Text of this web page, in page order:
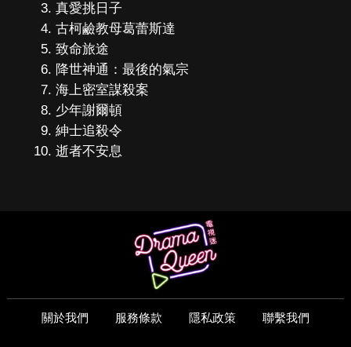
真愛挑日子
古柯鹼教母葛蕾斯達
致命旅途
降世神通：最後的氣宗
海上密室謀殺案
少年謝爾頓
紳士追殺令
逝者不安息
關於我們 服務條款 隱私政策 聯繫我們